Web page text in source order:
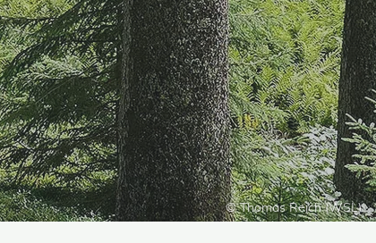
© Thomas Reich (WSL)